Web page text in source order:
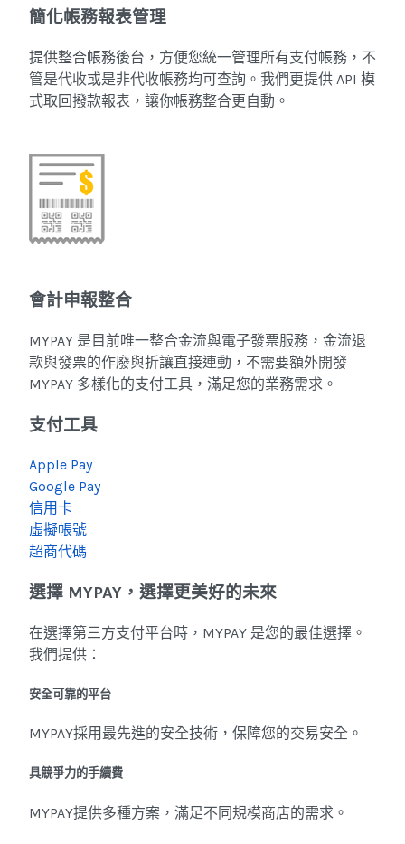
簡化帳務報表管理
提供整合帳務後台，方便您統一管理所有支付帳務，不
管是代收或是非代收帳務均可查詢。我們更提供 API 模
式取回撥款報表，讓你帳務整合更自動。
會計申報整合
MYPAY 是目前唯一整合金流與電子發票服務，金流退
款與發票的作廢與折讓直接連動，不需要額外開發
MYPAY 多樣化的支付工具，滿足您的業務需求。
支付工具
Apple Pay
Google Pay
信用卡
虛擬帳號
超商代碼
選擇 MYPAY，選擇更美好的未來
在選擇第三方支付平台時，MYPAY 是您的最佳選擇。
我們提供：
安全可靠的平台
MYPAY採用最先進的安全技術，保障您的交易安全。
具競爭力的手續費
MYPAY提供多種方案，滿足不同規模商店的需求。